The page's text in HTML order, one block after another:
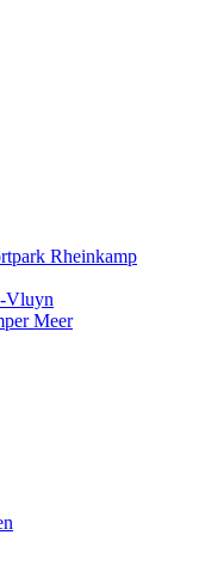
Rheinkamp
Vluyn
Meer